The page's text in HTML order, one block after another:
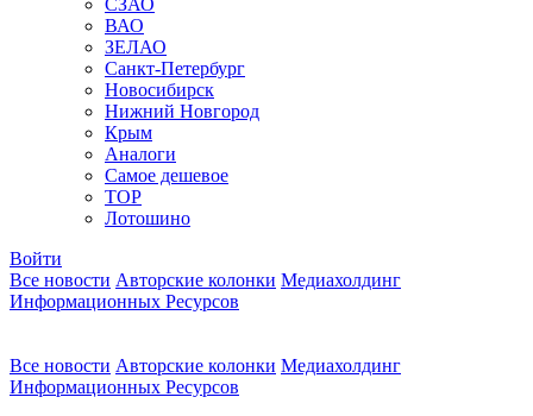
СЗАО
ВАО
ЗЕЛАО
Санкт-Петербург
Новосибирск
Нижний Новгород
Крым
Аналоги
Самое дешевое
TOP
Лотошино
Войти
Все новости Авторские колонки Медиахолдинг
Информационных Ресурсов
Все новости Авторские колонки Медиахолдинг
Информационных Ресурсов